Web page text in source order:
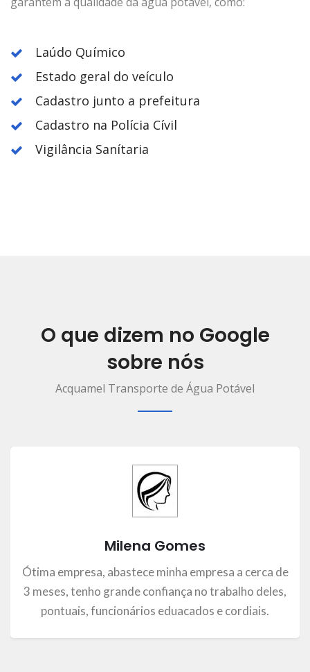
Laúdo Químico
Estado geral do veículo
Cadastro junto a prefeitura
Cadastro na Polícia Cívil
Vigilância Sanítaria
O que dizem no Google
sobre nós
Acquamel Transporte de Água Potável
Milena Gomes
Ótima empresa, abastece minha empresa a cerca de
3 meses, tenho grande confiança no trabalho deles,
pontuais, funcionários eduacados e cordiais.